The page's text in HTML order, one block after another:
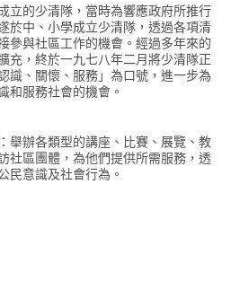
立的少清隊，當時為響應政府所推行
於中、小學成立少清隊，透過各項清
參與社區工作的機會。經過多年來的
充，終於一九七八年二月將少清隊正
識、關懷、服務」為口號，進一步為
和服務社會的機會。
舉辦各類型的講座、比賽、展覽、教
社區團體，為他們提供所需服務，透
民意識及社會行為。